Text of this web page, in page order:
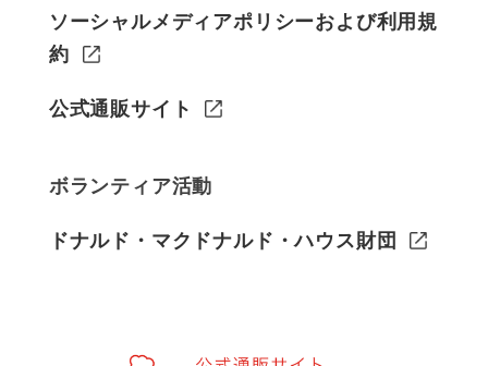
ソーシャルメディアポリシーおよび利用規
約
公式通販サイト
ボランティア活動
ドナルド・マクドナルド・ハウス財団